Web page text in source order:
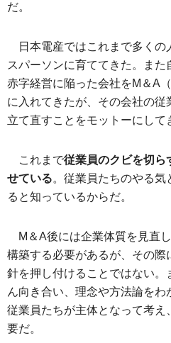
だ。
日本電産ではこれまで多く
スパーソンに育ててきた。ま
赤字経営に陥った会社をM＆A
に入れてきたが、その会社の
立て直すことをモットーにして
これまで従業員のクビを切ら
せている。従業員たちのやる気
ると知っているからだ。
M＆A後には企業体質を見直
構築する必要があるが、その
針を押し付けることではない。
ん向き合い、理念や方法論を
従業員たちが主体となって考
要だ。